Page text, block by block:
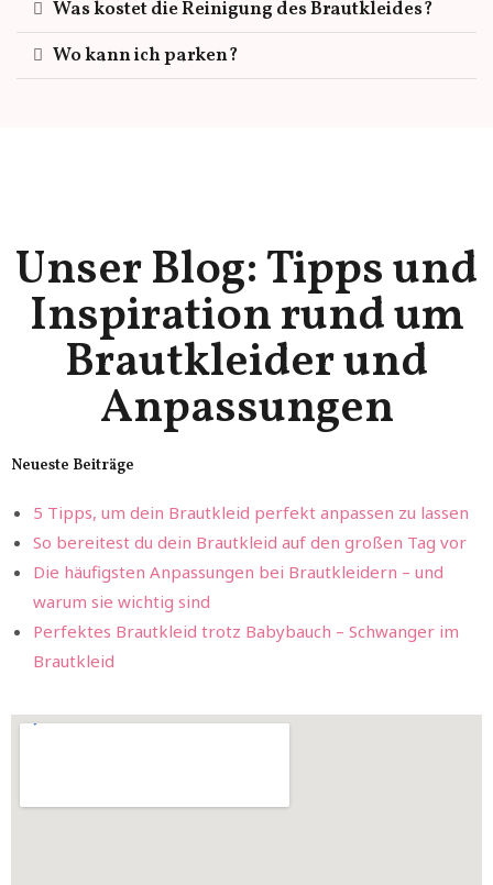
Was kostet die Reinigung des Brautkleides?
Wo kann ich parken?
Unser Blog: Tipps und
Inspiration rund um
Brautkleider und
Anpassungen
Neueste Beiträge
5 Tipps, um dein Brautkleid perfekt anpassen zu lassen
So bereitest du dein Brautkleid auf den großen Tag vor
Die häufigsten Anpassungen bei Brautkleidern – und
warum sie wichtig sind
Perfektes Brautkleid trotz Babybauch – Schwanger im
Brautkleid